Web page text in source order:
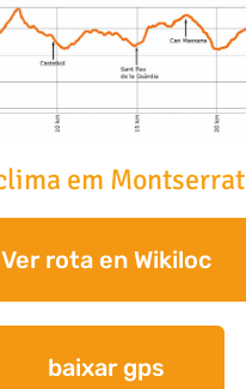
em Montserrat
Ver rota en Wikiloc
baixar gps